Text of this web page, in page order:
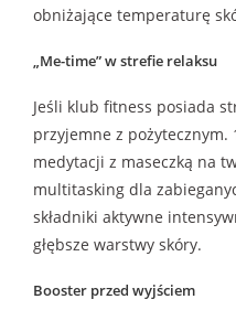
obniżające temperaturę
„Me-time” w strefie relaksu
Jeśli klub fitness posiada
przyjemne z
medytacji z maseczką na
multitasking dla
składniki aktywne
głębsze warstwy skóry.
Booster przed wyjściem